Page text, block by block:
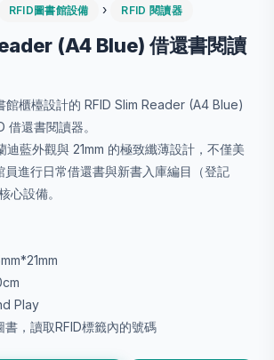
RFID圖書館設備 › RFID 閱讀器
(A4 Blue) 借還書閱讀
館櫃檯設計的 RFID Slim Reader (A4 Blue)
借還書閱讀器。
迪藍外觀與 21mm 的極致纖薄設計，不僅美
員進行日常借還書與新書入庫編目（登記
心設備。
Play
書，讀取RFID標籤內的號碼